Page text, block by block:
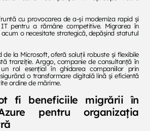
cu provocarea de a-și moderniza rapid și
pentru a rămâne competitive. Migrarea în
o necesitate strategică, depășind statutul
la Microsoft, oferă soluții robuste și flexibile
tranziție. Arggo, companie de consultanță în
rol esențial în ghidarea companiilor prin
o transformare digitală lină și eficientă
ordine de mărime.
fi beneficiile migrării în
pentru organizația